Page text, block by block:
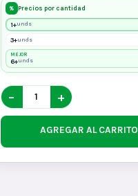
% Precios por cantidad
1+unds
3+unds
MEJOR
6+unds
− +
AGREGAR AL CARRITO